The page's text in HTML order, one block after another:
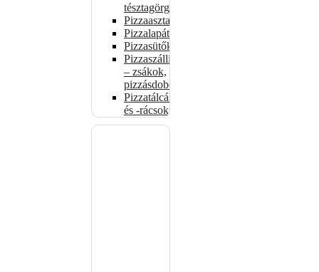
tésztagörgők
Pizzaasztalok
Pizzalapátok
Pizzasütők
Pizzaszállítás
– zsákok,
pizzásdobozok
Pizzatálcák
és -rácsok